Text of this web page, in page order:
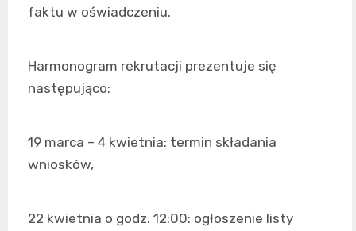
faktu w oświadczeniu.
Harmonogram rekrutacji prezentuje się
następująco:
19 marca – 4 kwietnia: termin składania
wniosków,
22 kwietnia o godz. 12:00: ogłoszenie listy